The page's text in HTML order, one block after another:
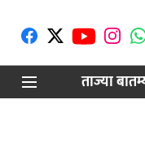
ताज्या